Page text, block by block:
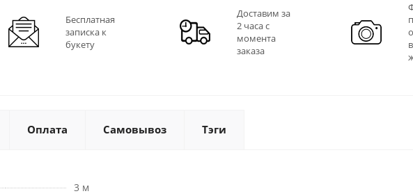
Бесплатная
записка к
букету
Доставим за
2 часа с
момента
заказа
Оплата Самовывоз Тэги
3 м